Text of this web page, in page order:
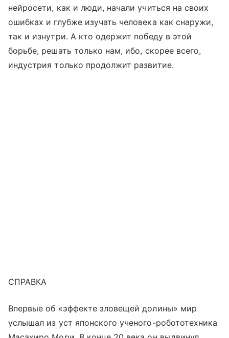
нейросети, как и люди, начали учиться на своих
ошибках и глубже изучать человека как снаружи,
так и изнутри. А кто одержит победу в этой
борьбе, решать только нам, ибо, скорее всего,
индустрия только продолжит развитие.
СПРАВКА
Впервые об «эффекте зловещей долины» мир
услышал из уст японского ученого-робототехника